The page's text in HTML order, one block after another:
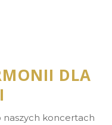
DLA
naszych koncertach